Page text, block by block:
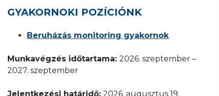
GYAKORNOKI POZÍCIÓNK
Beruházás monitoring gyakornok
Munkavégzés időtartama: 2026. szeptember –
2027. szeptember
Jelentkezési határidő: 2026. augusztus 19.